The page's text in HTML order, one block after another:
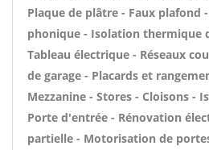
Plaque de plâtre - Faux plafond
phonique - Isolation thermique
Tableau électrique - Réseaux
de garage - Placards et
Mezzanine - Stores - Cloisons -
Porte d'entrée - Rénovation
partielle - Motorisation de